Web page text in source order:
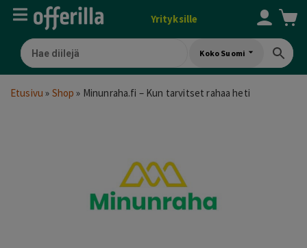
Yrityksille
Koko Suomi
Etusivu » Shop » Minunraha.fi – Kun tarvitset rahaa heti